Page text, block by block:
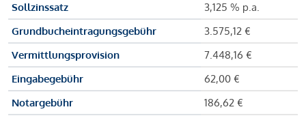
Sollzinssatz
3,125 % p.a.
Grundbucheintragungsgebühr
3.575,12 €
Vermittlungsprovision
7.448,16 €
Eingabegebühr
62,00 €
Notargebühr
186,62 €